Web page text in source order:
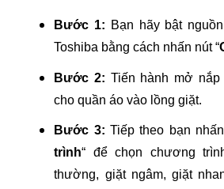
Bước 1: Bạn hãy bật
Toshiba bằng cách nhấn nút “
Bước 2: Tiến hành mở nắp
cho quần áo vào lồng giặt.
Bước 3: Tiếp theo bạn
trình“ để chọn chương
thường, giặt ngâm, giặt